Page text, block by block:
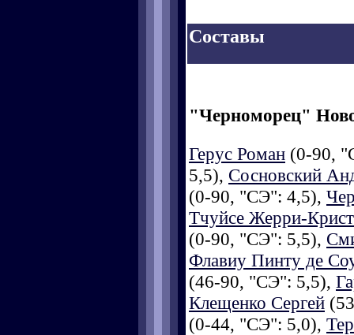
Составы
"Черноморец"
Герус Роман (0-90,
5,5), Сосновский
(0-90, "СЭ": 4,5),
Тчуйсе Жерри-
(0-90, "СЭ": 5,5),
Флавиу Пинту де
(46-90, "СЭ": 5,5),
Клещенко Сергей
(0-44, "СЭ": 5,0),